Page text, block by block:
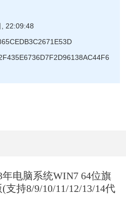
22:09:48
年电脑系统WIN7 64位旗
支持8/9/10/11/12/13/14代